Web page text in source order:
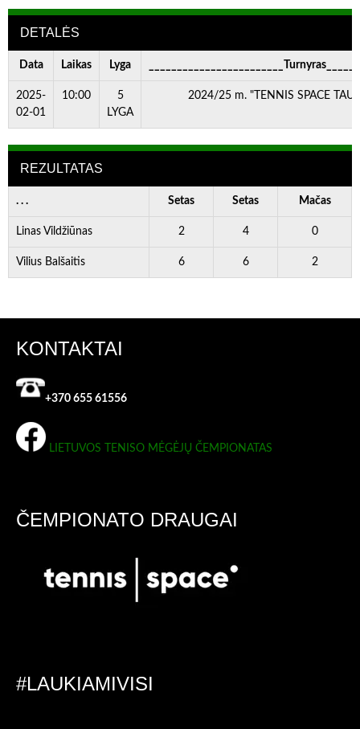
DETALĖS
Data Laikas Lyga
2025-
02-01
10:00
5
LYGA
2024/25 m. "TENNIS SPACE
REZULTATAS
. . . Setas Setas Mačas
Linas Vildžiūnas 2 4 0
Vilius Balšaitis 6 6 2
KONTAKTAI
+370 655 61556
LIETUVOS TENISO MĖGĖJŲ ČEMPIONATAS
ČEMPIONATO DRAUGAI
#LAUKIAMIVISI